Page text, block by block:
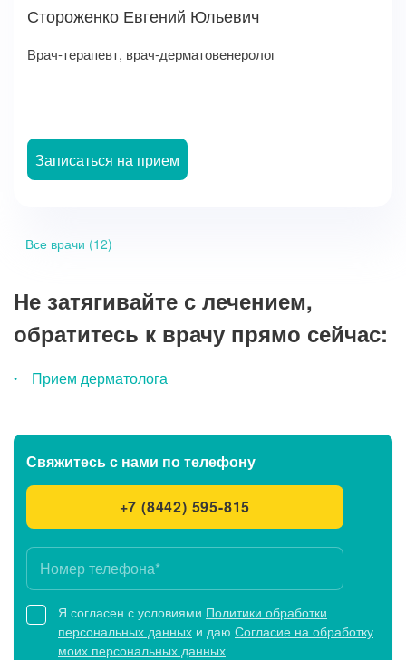
Стороженко Евгений Юльевич
Врач-терапевт, врач-дерматовенеролог
Записаться на прием
Все врачи (12)
Не затягивайте с лечением,
обратитесь к врачу прямо сейчас:
Прием дерматолога
Свяжитесь с нами по телефону
+7 (8442) 595-815
Я согласен с условиями Политики обработки
персональных данных и даю Согласие на обработку
моих персональных данных